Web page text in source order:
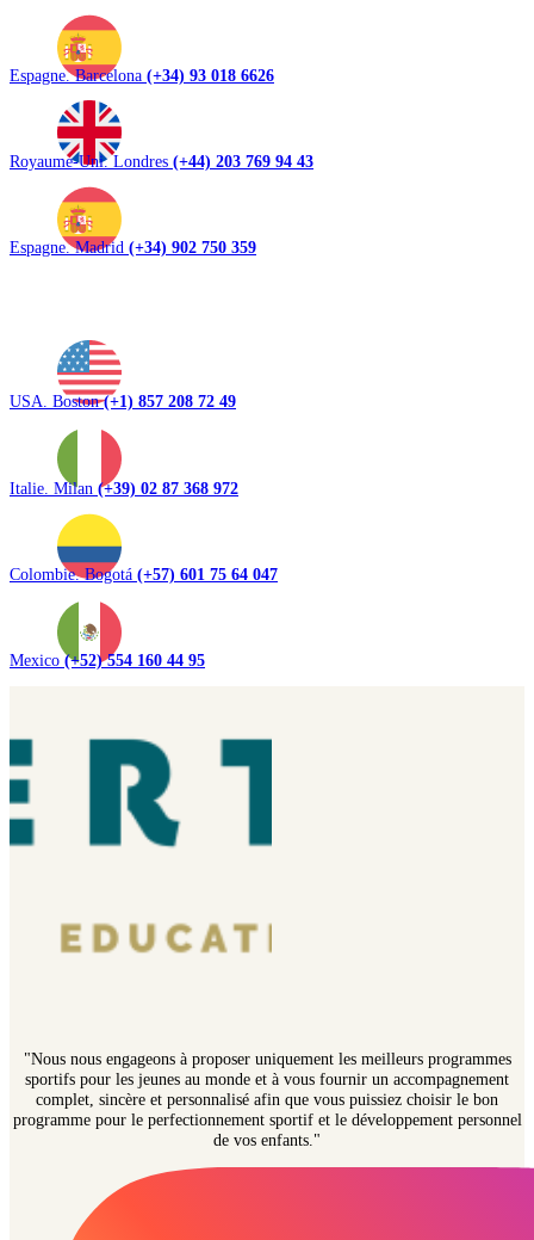
Espagne. Barcelona (+34) 93 018 6626
Royaume-Uni. Londres (+44) 203 769 94 43
Espagne. Madrid (+34) 902 750 359
USA. Boston(+1) 857 208 72 49
Italie. Milan (+39) 02 87 368 972
Colombie. Bogotá (+57) 601 75 64 047
Mexico (+52) 554 160 44 95
"Nous nous engageons à proposer uniquement les meilleurs programmes
sportifs pour les jeunes au monde et à vous fournir un accompagnement
complet, sincère et personnalisé afin que vous puissiez choisir le bon
programme pour le perfectionnement sportif et le développement personnel
de vos enfants."